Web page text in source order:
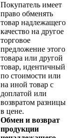
Покупатель имеет
право обменять
товар надлежащего
качество на другое
торговое
предложение этого
товара или другой
товар, идентичный
по стоимости или
на иной товар с
доплатой или
возвратом разницы
в цене.
Обмен и возврат
продукции